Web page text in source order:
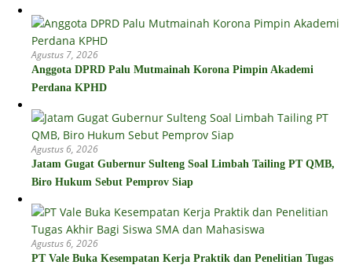
Agustus 7, 2026
Anggota DPRD Palu Mutmainah Korona Pimpin Akademi
Perdana KPHD
Agustus 6, 2026
Jatam Gugat Gubernur Sulteng Soal Limbah Tailing PT QMB,
Biro Hukum Sebut Pemprov Siap
Agustus 6, 2026
PT Vale Buka Kesempatan Kerja Praktik dan Penelitian Tugas